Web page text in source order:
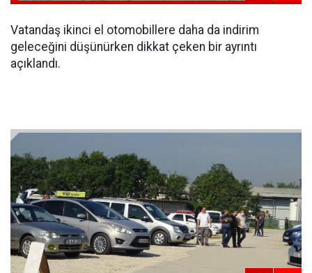
Vatandaş ikinci el otomobillere daha da indirim
geleceğini düşünürken dikkat çeken bir ayrıntı
açıklandı.